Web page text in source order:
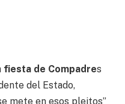
fiesta de Compadres
del Estado,
mete en esos pleitos”